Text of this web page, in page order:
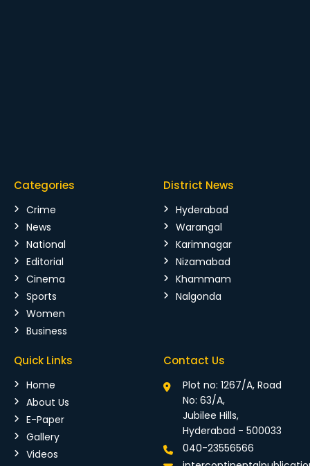
Categories
Crime
News
National
Editorial
Cinema
Sports
Women
Business
District News
Hyderabad
Warangal
Karimnagar
Nizamabad
Khammam
Nalgonda
Quick Links
Home
About Us
E-Paper
Gallery
Videos
Contact Us
Plot no: 1267/A, Road
No: 63/A,
Jubilee Hills,
Hyderabad - 500033
040-23556566